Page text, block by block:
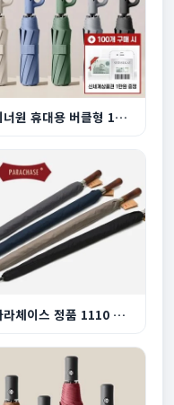
이너원 휴대용 버클형 10K 3단 자동 양우산
파라체이스 정품 1110 프리미엄 이중캐노피 자동장...